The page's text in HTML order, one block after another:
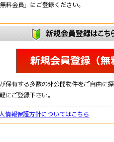
料会員」にご登録ください。
情報保護方針についてはこちら